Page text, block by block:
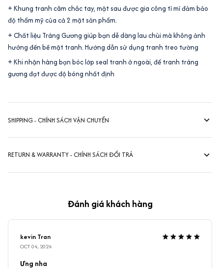
+ Khung tranh câm chắc tay, mặt sau được gia công tỉ mỉ đảm bảo
độ thẩm mỹ của cả 2 mặt sản phẩm.
+ Chất liệu Tráng Gương giúp bạn dễ dàng lau chùi mà không ảnh
hưởng đến bề mặt tranh. Hướng dẫn sử dụng tranh treo tường
+ Khi nhận hàng bạn bóc lớp seal tranh ở ngoài, để tranh tráng
gương đạt được độ bóng nhất định
SHIPPING - CHÍNH SÁCH VẬN CHUYỂN
RETURN & WARRANTY - CHÍNH SÁCH ĐỔI TRẢ
Đánh giá khách hàng
kevin Tran
OCT 04, 2024
Ưng nha